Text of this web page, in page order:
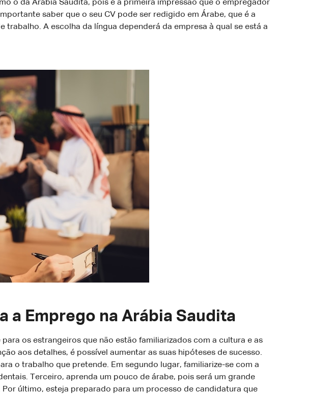
o da Arábia Saudita, pois é a primeira impressão que o empregador
saber que o seu CV pode ser redigido em Árabe, que é a
A escolha da língua dependerá da empresa à qual se está a
a Emprego na Arábia Saudita
os estrangeiros que não estão familiarizados com a cultura e as
aos detalhes, é possível aumentar as suas hipóteses de sucesso.
o trabalho que pretende. Em segundo lugar, familiarize-se com a
Terceiro, aprenda um pouco de árabe, pois será um grande
último, esteja preparado para um processo de candidatura que